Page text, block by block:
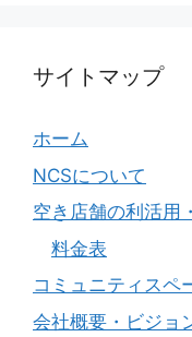
サイトマップ
ホーム
NCSについて
空き店舗の利活用
料金表
コミュニティスペ
会社概要・ビジョ